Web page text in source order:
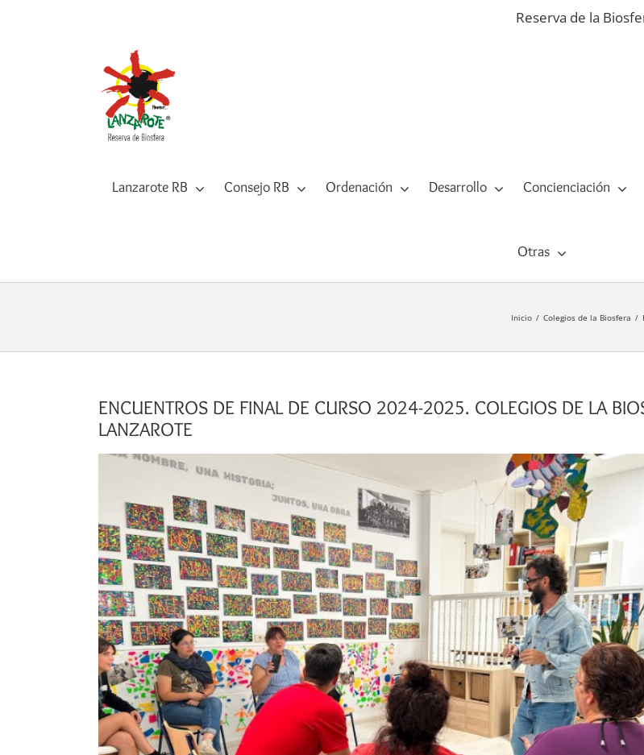
Reserva de la
Lanzarote RB Consejo RB Ordenación Desarrollo Concienciación
Otras
Inicio Colegios de la Biosfera
ENCUENTROS DE FINAL DE CURSO 2024-2025. COLEGIOS DE LA
LANZAROTE
Ver
grande